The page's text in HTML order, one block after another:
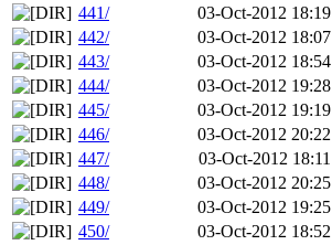
441/
03-Oct-2012 18:19
442/
03-Oct-2012 18:07
443/
03-Oct-2012 18:54
444/
03-Oct-2012 19:28
445/
03-Oct-2012 19:19
446/
03-Oct-2012 20:22
447/
03-Oct-2012 18:11
448/
03-Oct-2012 20:25
449/
03-Oct-2012 19:25
450/
03-Oct-2012 18:52